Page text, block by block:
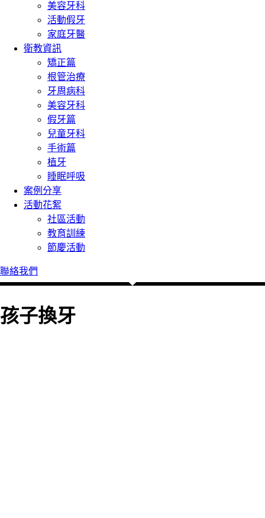
美容牙科
活動假牙
家庭牙醫
衛教資訊
矯正篇
根管治療
牙周病科
美容牙科
假牙篇
兒童牙科
手術篇
植牙
睡眠呼吸
案例分享
活動花絮
社區活動
教育訓練
節慶活動
聯絡我們
孩子換牙